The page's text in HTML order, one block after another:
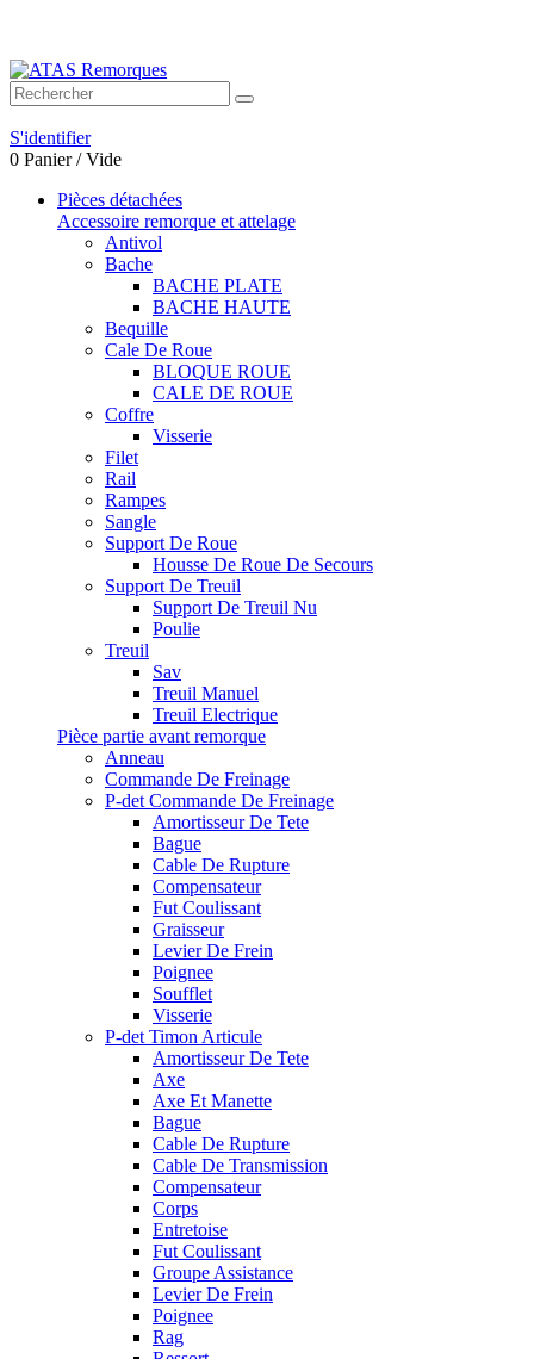
S'identifier
0 Panier /Vide
Pièces détachées
Accessoire remorque et attelage
Antivol
Bache
BACHE PLATE
BACHE HAUTE
Bequille
Cale De Roue
BLOQUE ROUE
CALE DE ROUE
Coffre
Visserie
Filet
Rail
Rampes
Sangle
Support De Roue
Housse De Roue De Secours
Support De Treuil
Support De Treuil Nu
Poulie
Treuil
Sav
Treuil Manuel
Treuil Electrique
Pièce partie avant remorque
Anneau
Commande De Freinage
P-det Commande De Freinage
Amortisseur De Tete
Bague
Cable De Rupture
Compensateur
Fut Coulissant
Graisseur
Levier De Frein
Poignee
Soufflet
Visserie
P-det Timon Articule
Amortisseur De Tete
Axe
Axe Et Manette
Bague
Cable De Rupture
Cable De Transmission
Compensateur
Corps
Entretoise
Fut Coulissant
Groupe Assistance
Levier De Frein
Poignee
Rag